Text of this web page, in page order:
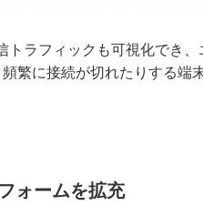
ラフィックも可視化でき
繁に接続が切れたりする端
ォームを拡充